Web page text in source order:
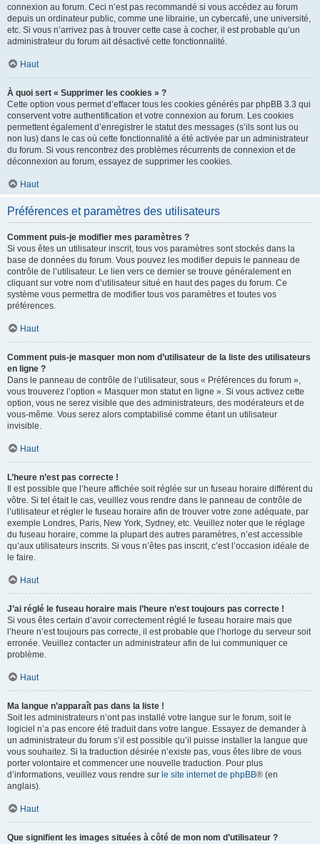
connexion au forum. Ceci n’est pas recommandé si vous accédez au forum
depuis un ordinateur public, comme une librairie, un cybercafé, une université,
etc. Si vous n’arrivez pas à trouver cette case à cocher, il est probable qu’un
administrateur du forum ait désactivé cette fonctionnalité.
Haut
À quoi sert « Supprimer les cookies » ?
Cette option vous permet d’effacer tous les cookies générés par phpBB 3.3 qui
conservent votre authentification et votre connexion au forum. Les cookies
permettent également d’enregistrer le statut des messages (s’ils sont lus ou
non lus) dans le cas où cette fonctionnalité a été activée par un administrateur
du forum. Si vous rencontrez des problèmes récurrents de connexion et de
déconnexion au forum, essayez de supprimer les cookies.
Haut
Préférences et paramètres des utilisateurs
Comment puis-je modifier mes paramètres ?
Si vous êtes un utilisateur inscrit, tous vos paramètres sont stockés dans la
base de données du forum. Vous pouvez les modifier depuis le panneau de
contrôle de l’utilisateur. Le lien vers ce dernier se trouve généralement en
cliquant sur votre nom d’utilisateur situé en haut des pages du forum. Ce
système vous permettra de modifier tous vos paramètres et toutes vos
préférences.
Haut
Comment puis-je masquer mon nom d’utilisateur de la liste des utilisateurs
en ligne ?
Dans le panneau de contrôle de l’utilisateur, sous « Préférences du forum »,
vous trouverez l’option « Masquer mon statut en ligne ». Si vous activez cette
option, vous ne serez visible que des administrateurs, des modérateurs et de
vous-même. Vous serez alors comptabilisé comme étant un utilisateur
invisible.
Haut
L’heure n’est pas correcte !
Il est possible que l’heure affichée soit réglée sur un fuseau horaire différent du
vôtre. Si tel était le cas, veuillez vous rendre dans le panneau de contrôle de
l’utilisateur et régler le fuseau horaire afin de trouver votre zone adéquate, par
exemple Londres, Paris, New York, Sydney, etc. Veuillez noter que le réglage
du fuseau horaire, comme la plupart des autres paramètres, n’est accessible
qu’aux utilisateurs inscrits. Si vous n’êtes pas inscrit, c’est l’occasion idéale de
le faire.
Haut
J’ai réglé le fuseau horaire mais l’heure n’est toujours pas correcte !
Si vous êtes certain d’avoir correctement réglé le fuseau horaire mais que
l’heure n’est toujours pas correcte, il est probable que l’horloge du serveur soit
erronée. Veuillez contacter un administrateur afin de lui communiquer ce
problème.
Haut
Ma langue n’apparaît pas dans la liste !
Soit les administrateurs n’ont pas installé votre langue sur le forum, soit le
logiciel n’a pas encore été traduit dans votre langue. Essayez de demander à
un administrateur du forum s’il est possible qu’il puisse installer la langue que
vous souhaitez. Si la traduction désirée n’existe pas, vous êtes libre de vous
porter volontaire et commencer une nouvelle traduction. Pour plus
d’informations, veuillez vous rendre sur le site internet de phpBB® (en
anglais).
Haut
Que signifient les images situées à côté de mon nom d’utilisateur ?